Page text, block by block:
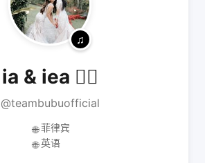
ia & iea 🏳️‍🌈
@teambubuofficial
🌐 菲律宾
🌐 英语